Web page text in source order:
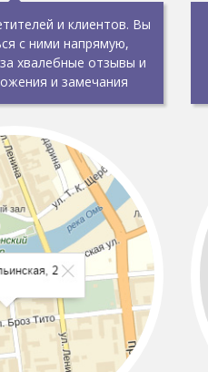
и клиентов. Вы
с ними напрямую,
хвалебные отзывы и
и замечания